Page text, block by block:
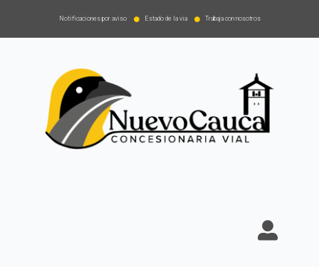
Notificaciones por aviso Estado de la via Trabaja con nosotros